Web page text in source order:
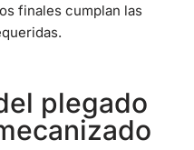
finales cumplan las
plegado